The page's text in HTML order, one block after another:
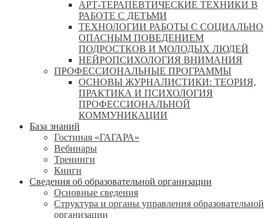
АРТ-ТЕРАПЕВТИЧЕСКИЕ ТЕХНИКИ В
РАБОТЕ С ДЕТЬМИ
ТЕХНОЛОГИИ РАБОТЫ С СОЦИАЛЬНО
ОПАСНЫМ ПОВЕДЕНИЕМ
ПОДРОСТКОВ И МОЛОДЫХ ЛЮДЕЙ
НЕЙРОПСИХОЛОГИЯ ВНИМАНИЯ
ПРОФЕССИОНАЛЬНЫЕ ПРОГРАММЫ
ОСНОВЫ ЖУРНАЛИСТИКИ: ТЕОРИЯ,
ПРАКТИКА И ПСИХОЛОГИЯ
ПРОФЕССИОНАЛЬНОЙ
КОММУНИКАЦИИ
База знаний
Гостиная «ГАГАРА»
Вебинары
Тренинги
Книги
Сведения об образовательной организации
Основные сведения
Структура и органы управления образовательной
организации